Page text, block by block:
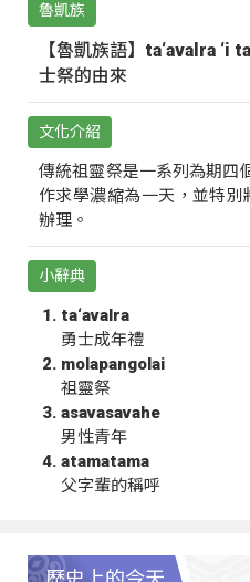
魯凱族
【魯凱族語】ta‘avalra
士祭的由來
文化介紹
傳統祖靈祭是一系列為期四
作求學濃縮為一天，並特別
辦理。
小辭典
ta‘avalra
勇士成年禮
molapangolai
祖靈祭
asavasavahe
男性青年
atamatama
父字輩的稱呼